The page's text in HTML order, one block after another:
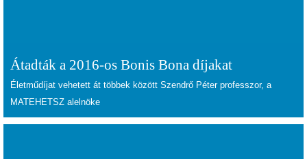
Átadták a 2016-os Bonis Bona díjakat
Életműdíjat vehetett át többek között Szendrő Péter professzor, a
MATEHETSZ alelnöke